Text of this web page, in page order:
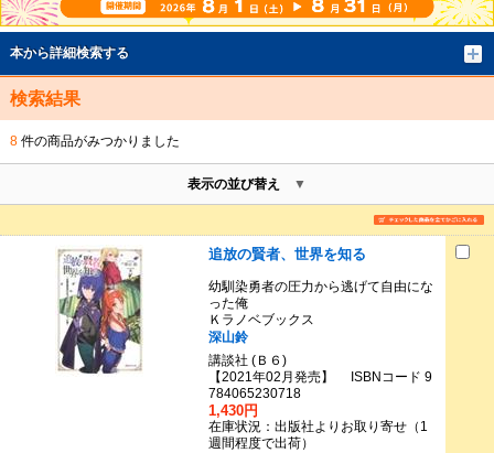
本から詳細検索する
検索結果
8件の商品がみつかりました
表示の並び替え
追放の賢者、世界を知る
幼馴染勇者の圧力から逃げて自由にな
った俺
Ｋラノベブックス
深山鈴
講談社 (Ｂ６)
【2021年02月発売】 ISBNコード 9
784065230718
1,430円
在庫状況：出版社よりお取り寄せ（1
週間程度で出荷）